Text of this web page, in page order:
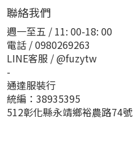
聯絡我們
週一至五 / 11: 00-18: 00
電話 / 0980269263
LINE客服 / @fuzytw
-
通達服裝行
統編：38935395
512彰化縣永靖鄉裕農路74號